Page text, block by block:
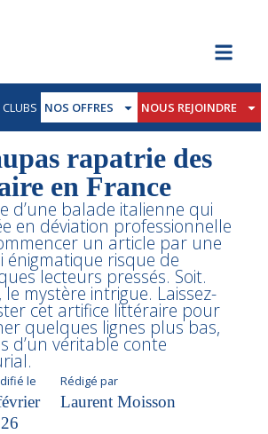
NOS OFFRES NOUS REJOINDRE
rapatrie des
en France
d’une balade italienne qui
en déviation professionnelle
un article par une
énigmatique risque de
lecteurs pressés. Soit.
le mystère intrigue. Laissez-
cet artifice littéraire pour
quelques lignes plus bas,
d’un véritable conte
le Rédigé par
Laurent Moisson